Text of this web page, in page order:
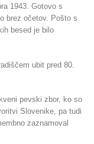
1943. Gotovo s
brez očetov. Pošto s
besed je bilo
ubit pred 80.
pevski zbor, ko so
Slovenike, pa tudi
zaznamoval